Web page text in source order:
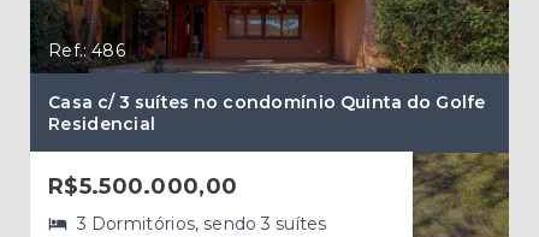
Ref.: 486
Casa c/ 3 suítes no condomínio Quinta do Golfe
Residencial
R$5.500.000,00
3 Dormitórios, sendo 3 suítes